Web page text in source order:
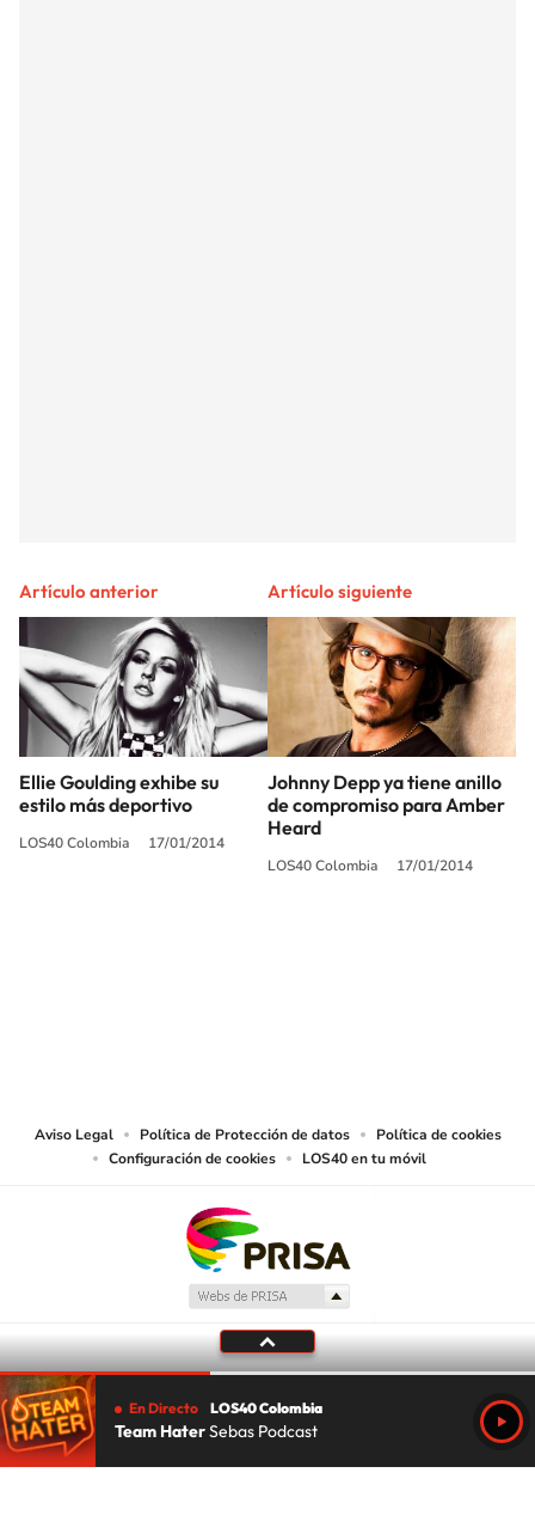
Artículo anterior
Ellie Goulding exhibe su
estilo más deportivo
LOS40 Colombia 17/01/2014
Artículo siguiente
Johnny Depp ya tiene anillo
de compromiso para Amber
Heard
LOS40 Colombia 17/01/2014
Aviso Legal Política de Protección de datos
Política de cookies
Configuración de cookies
LOS40 en tu móvil
En Directo LOS40 Colombia
Team HaterSebas Podcast